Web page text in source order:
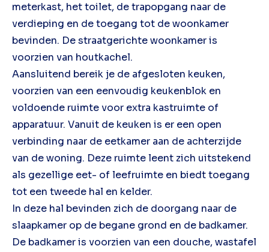
meterkast, het toilet, de trapopgang naar de
verdieping en de toegang tot de woonkamer
bevinden. De straatgerichte woonkamer is
voorzien van houtkachel.
Aansluitend bereik je de afgesloten keuken,
voorzien van een eenvoudig keukenblok en
voldoende ruimte voor extra kastruimte of
apparatuur. Vanuit de keuken is er een open
verbinding naar de eetkamer aan de achterzijde
van de woning. Deze ruimte leent zich uitstekend
als gezellige eet- of leefruimte en biedt toegang
tot een tweede hal en kelder.
In deze hal bevinden zich de doorgang naar de
slaapkamer op de begane grond en de badkamer.
De badkamer is voorzien van een douche, wastafel